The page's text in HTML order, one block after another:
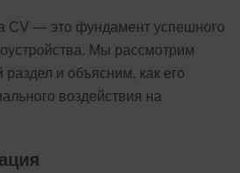
CV — это фундамент успешного
Мы рассмотрим
и объясним, как его
воздействия на